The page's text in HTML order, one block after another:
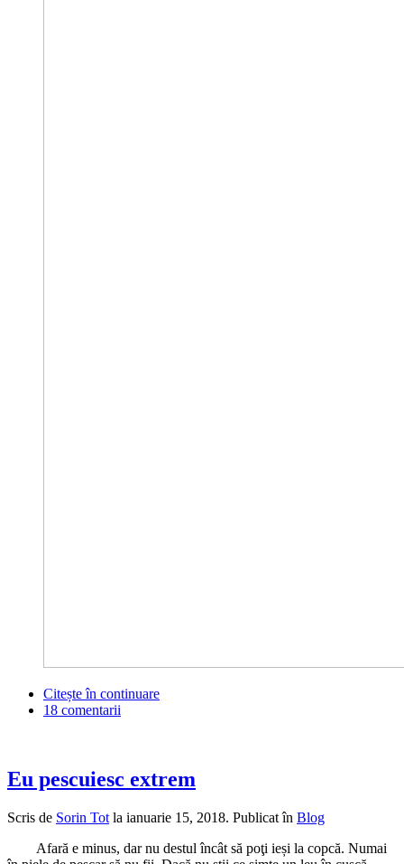
Citește în continuare
18 comentarii
Eu pescuiesc extrem
Scris de Sorin Tot la ianuarie 15, 2018. Publicat în Blog
Afară e minus, dar nu destul încât să poţi ieși la copcă. Numai